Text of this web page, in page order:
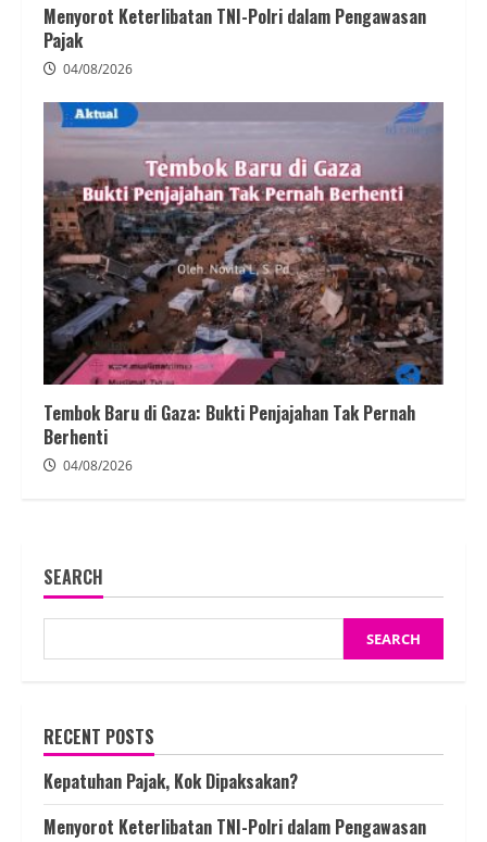
Menyorot Keterlibatan TNI-Polri dalam Pengawasan
Pajak
04/08/2026
Tembok Baru di Gaza: Bukti Penjajahan Tak Pernah
Berhenti
04/08/2026
SEARCH
SEARCH
RECENT POSTS
Kepatuhan Pajak, Kok Dipaksakan?
Menyorot Keterlibatan TNI-Polri dalam Pengawasan